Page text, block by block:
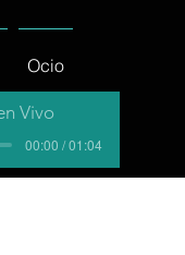
Ocio
Vivo
00:00 / 01:04